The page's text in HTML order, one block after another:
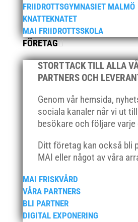
FRIIDROTTSGYMNASIET MALMÖ
KNATTEKNATET
MAI FRIIDROTTSSKOLA
FÖRETAG
STORT TACK TILL ALLA
PARTNERS OCH
Genom vår hemsida,
sociala kanaler når vi ut
besökare och följare varje
Ditt företag kan också bli
MAI eller något av våra
MAI FRISKVÅRD
VÅRA PARTNERS
BLI PARTNER
DIGITAL EXPONERING
mars 2022
januari 2022
december 2021
oktober 2021
september 2021
juni 2021
maj 2021
april 2021
mars 2021
februari 2021
november 2020
oktober 2020
september 2020